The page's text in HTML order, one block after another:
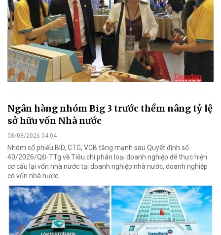
Ngân hàng nhóm Big 3 trước thềm nâng tỷ lệ
sở hữu vốn Nhà nước
08/08/2026 04:04
Nhóm cổ phiếu BID, CTG, VCB tăng mạnh sau Quyết định số
40/2026/QĐ-TTg về Tiêu chí phân loại doanh nghiệp để thực hiện
cơ cấu lại vốn nhà nước tại doanh nghiệp nhà nước, doanh nghiệp
có vốn nhà nước.